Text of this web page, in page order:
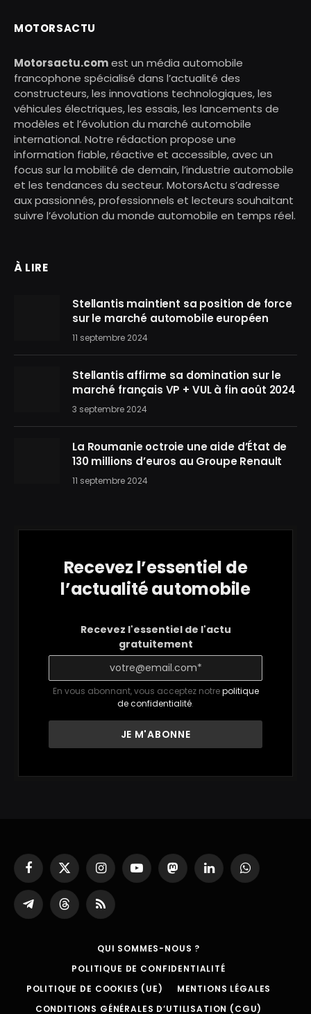
MOTORSACTU
Motorsactu.comest un média automobile
francophone spécialisé dans l’actualité des
constructeurs, les innovations technologiques, les
véhicules électriques, les essais, les lancements de
modèles et l’évolution du marché automobile
international. Notre rédaction propose une
information fiable, réactive et accessible, avec un
focus sur la mobilité de demain, l’industrie automobile
et les tendances du secteur. MotorsActu s’adresse
aux passionnés, professionnels et lecteurs souhaitant
suivre l’évolution du monde automobile en temps réel.
À LIRE
Stellantis maintient sa position de force
sur le marché automobile européen
11 septembre 2024
Stellantis affirme sa domination sur le
marché français VP + VUL à fin août 2024
3 septembre 2024
La Roumanie octroie une aide d’État de
130 millions d’euros au Groupe Renault
11 septembre 2024
Recevez l’essentiel de
l’actualité automobile
Recevez l'essentiel de l'actu
gratuitement
En vous abonnant, vous acceptez notrepolitique
de confidentialité.
Facebook
X
(Twitter)
InstagramYouTubeMastodonLinkedInWhatsApp
Partager
sur
ThreadsRSS
QUI SOMMES-NOUS ?
POLITIQUE DE CONFIDENTIALITÉ
POLITIQUE DE COOKIES (UE)
MENTIONS LÉGALES
CONDITIONS GÉNÉRALES D’UTILISATION (CGU)